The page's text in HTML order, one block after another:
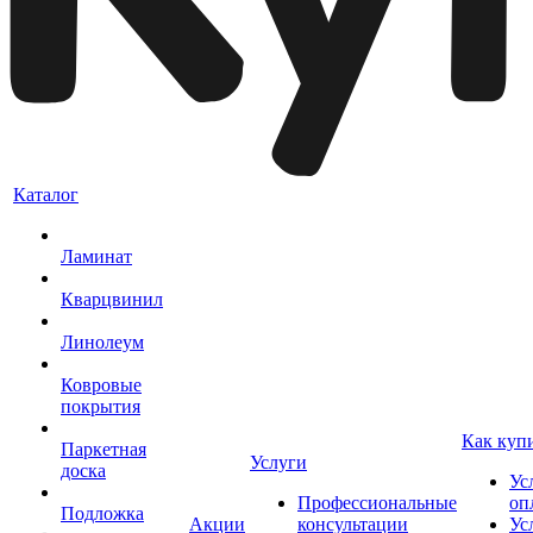
Каталог
Ламинат
Кварцвинил
Линолеум
Ковровые
покрытия
Паркетная
доска
Подложка
Акции
Услуги
Профессиональные
консультации
Как